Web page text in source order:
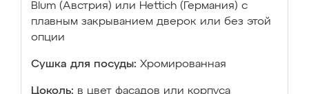
Blum (Австрия) или Hettich (Германия) с
плавным закрыванием дверок или без этой
опции
Сушка для посуды: Хромированная
Цоколь: в цвет фасадов или корпуса